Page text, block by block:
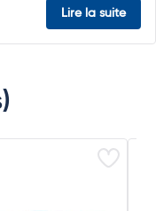
Lire la suite